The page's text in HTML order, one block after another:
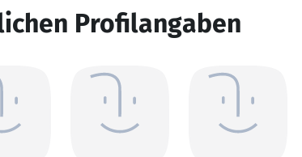
Profilangaben